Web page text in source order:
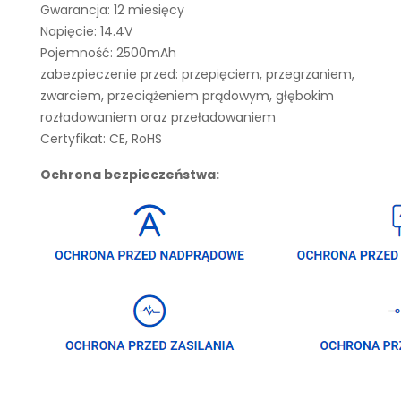
Gwarancja: 12 miesięcy
Napięcie: 14.4V
Pojemność: 2500mAh
zabezpieczenie przed: przepięciem, przegrzaniem,
zwarciem, przeciążeniem prądowym, głębokim
rozładowaniem oraz przeładowaniem
Certyfikat: CE, RoHS
Ochrona bezpieczeństwa: